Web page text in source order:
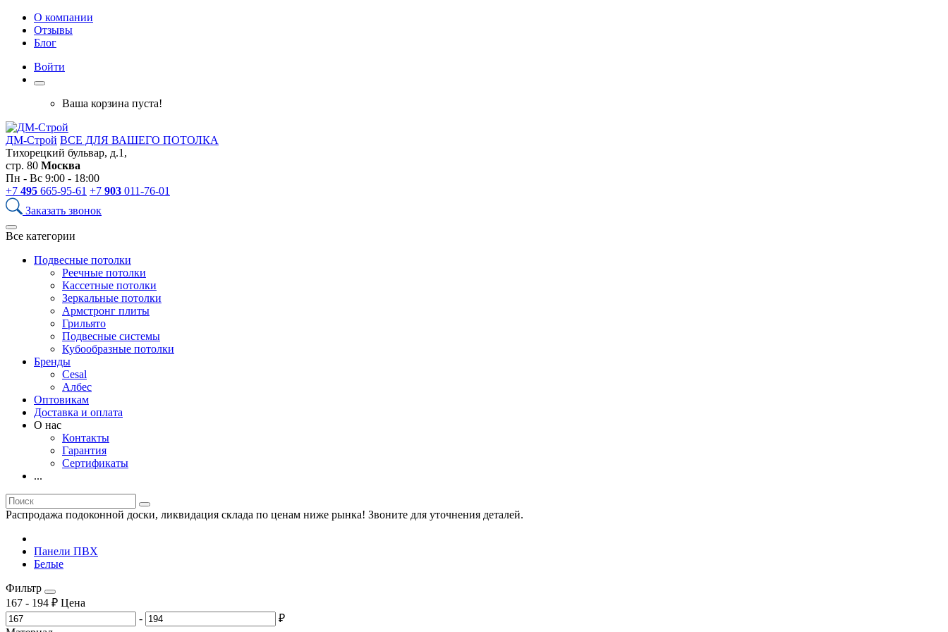
О компании
Отзывы
Блог
Войти
Ваша корзина пуста!
ДМ-Строй ВСЕ ДЛЯ ВАШЕГО ПОТОЛКА
Тихорецкий бульвар, д.1,
стр. 80 Москва
Пн - Вс 9:00 - 18:00
+7 495 665-95-61 +7 903 011-76-01
Заказать звонок
Все категории
Подвесные потолки
Реечные потолки
Кассетные потолки
Зеркальные потолки
Армстронг плиты
Грильято
Подвесные системы
Кубообразные потолки
Бренды
Cesal
Албес
Оптовикам
Доставка и оплата
О нас
Контакты
Гарантия
Сертификаты
...
Распродажа подоконной доски, ликвидация склада по ценам ниже рынка! Звоните для уточнения деталей.
Панели ПВХ
Белые
Фильтр
167 - 194 ₽ Цена
-
₽